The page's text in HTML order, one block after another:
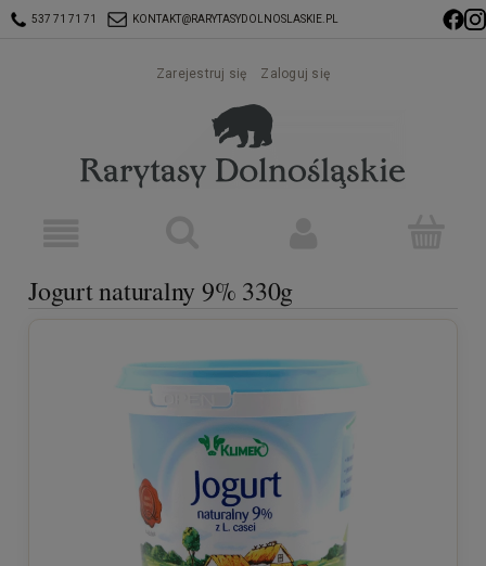
537 71 71 71 KONTAKT@RARYTASYDOLNOSLASKIE.PL
Zarejestruj się Zaloguj się
Jogurt naturalny 9% 330g